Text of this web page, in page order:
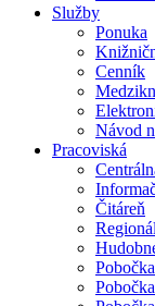
Služby
Ponuka
Cenník
Návod
Pracoviská
Čitáreň